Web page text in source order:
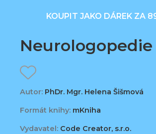
KOUPIT JAKO DÁREK ZA
Neurologopedie
Autor: PhDr. Mgr. Helena Šišmová
Formát knihy: mKniha
Vydavatel: Code Creator, s.r.o.